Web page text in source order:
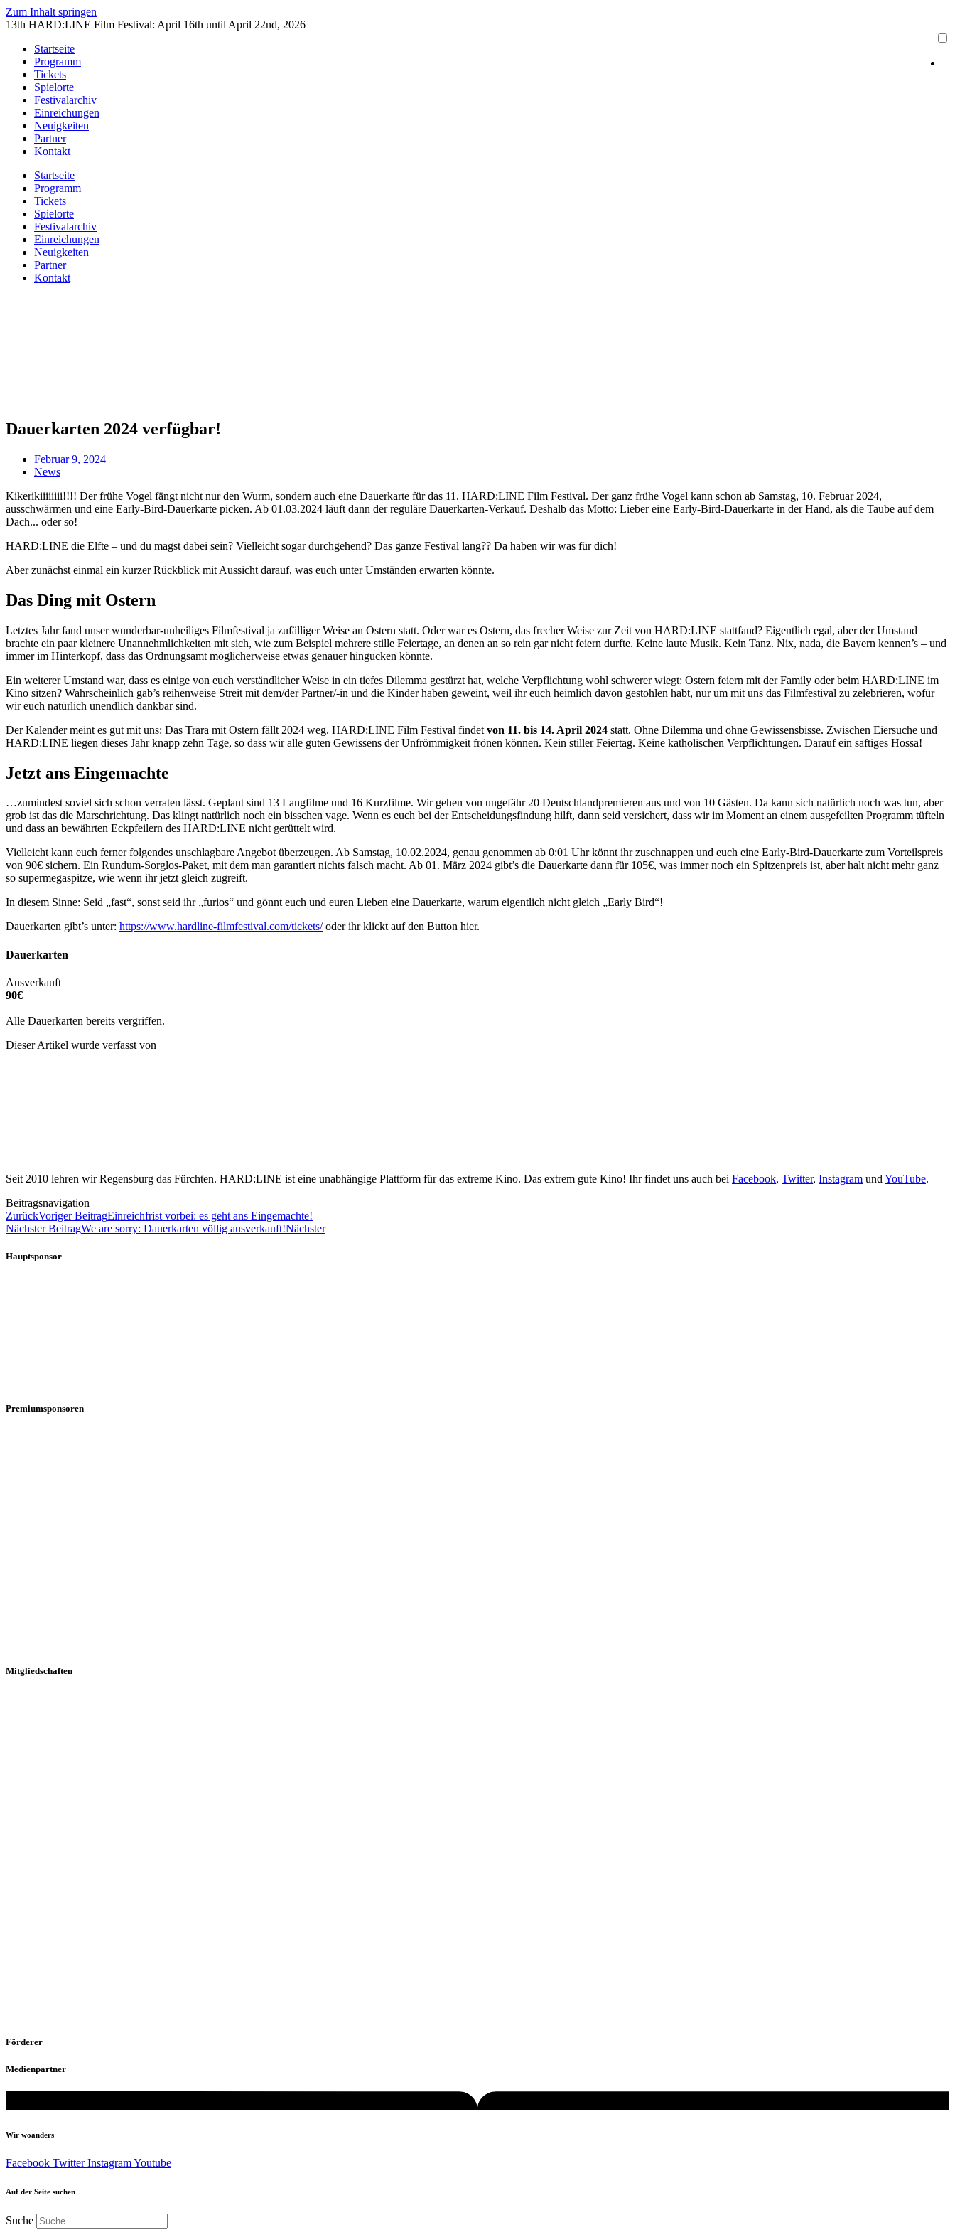
Zum Inhalt springen
13th HARD:LINE Film Festival: April 16th until April 22nd, 2026
Startseite
Programm
Tickets
Spielorte
Festivalarchiv
Einreichungen
Neuigkeiten
Partner
Kontakt
Startseite
Programm
Tickets
Spielorte
Festivalarchiv
Einreichungen
Neuigkeiten
Partner
Kontakt
Dauerkarten 2024 verfügbar!
Februar 9, 2024
News
Kikerikiiiiiiii!!!! Der frühe Vogel fängt nicht nur den Wurm, sondern auch eine Dauerkarte für das 11. HARD:LINE Film Festival. Der ganz frühe Vogel kann schon ab Samstag, 10. Februar 2024,
ausschwärmen und eine Early-Bird-Dauerkarte picken. Ab 01.03.2024 läuft dann der reguläre Dauerkarten-Verkauf. Deshalb das Motto: Lieber eine Early-Bird-Dauerkarte in der Hand, als die Taube auf dem
Dach... oder so!
HARD:LINE die Elfte – und du magst dabei sein? Vielleicht sogar durchgehend? Das ganze Festival lang?? Da haben wir was für dich!
Aber zunächst einmal ein kurzer Rückblick mit Aussicht darauf, was euch unter Umständen erwarten könnte.
Das Ding mit Ostern
Letztes Jahr fand unser wunderbar-unheiliges Filmfestival ja zufälliger Weise an Ostern statt. Oder war es Ostern, das frecher Weise zur Zeit von HARD:LINE stattfand? Eigentlich egal, aber der Umstand
brachte ein paar kleinere Unannehmlichkeiten mit sich, wie zum Beispiel mehrere stille Feiertage, an denen an so rein gar nicht feiern durfte. Keine laute Musik. Kein Tanz. Nix, nada, die Bayern kennen’s – und
immer im Hinterkopf, dass das Ordnungsamt möglicherweise etwas genauer hingucken könnte.
Ein weiterer Umstand war, dass es einige von euch verständlicher Weise in ein tiefes Dilemma gestürzt hat, welche Verpflichtung wohl schwerer wiegt: Ostern feiern mit der Family oder beim HARD:LINE im
Kino sitzen? Wahrscheinlich gab’s reihenweise Streit mit dem/der Partner/-in und die Kinder haben geweint, weil ihr euch heimlich davon gestohlen habt, nur um mit uns das Filmfestival zu zelebrieren, wofür
wir euch natürlich unendlich dankbar sind.
Der Kalender meint es gut mit uns: Das Trara mit Ostern fällt 2024 weg. HARD:LINE Film Festival findet von 11. bis 14. April 2024 statt. Ohne Dilemma und ohne Gewissensbisse. Zwischen Eiersuche und
HARD:LINE liegen dieses Jahr knapp zehn Tage, so dass wir alle guten Gewissens der Unfrömmigkeit frönen können. Kein stiller Feiertag. Keine katholischen Verpflichtungen. Darauf ein saftiges Hossa!
Jetzt ans Eingemachte
…zumindest soviel sich schon verraten lässt. Geplant sind 13 Langfilme und 16 Kurzfilme. Wir gehen von ungefähr 20 Deutschlandpremieren aus und von 10 Gästen. Da kann sich natürlich noch was tun, aber
grob ist das die Marschrichtung. Das klingt natürlich noch ein bisschen vage. Wenn es euch bei der Entscheidungsfindung hilft, dann seid versichert, dass wir im Moment an einem ausgefeilten Programm tüfteln
und dass an bewährten Eckpfeilern des HARD:LINE nicht gerüttelt wird.
Vielleicht kann euch ferner folgendes unschlagbare Angebot überzeugen. Ab Samstag, 10.02.2024, genau genommen ab 0:01 Uhr könnt ihr zuschnappen und euch eine Early-Bird-Dauerkarte zum Vorteilspreis
von 90€ sichern. Ein Rundum-Sorglos-Paket, mit dem man garantiert nichts falsch macht. Ab 01. März 2024 gibt’s die Dauerkarte dann für 105€, was immer noch ein Spitzenpreis ist, aber halt nicht mehr ganz
so supermegaspitze, wie wenn ihr jetzt gleich zugreift.
In diesem Sinne: Seid „fast“, sonst seid ihr „furios“ und gönnt euch und euren Lieben eine Dauerkarte, warum eigentlich nicht gleich „Early Bird“!
Dauerkarten gibt’s unter: https://www.hardline-filmfestival.com/tickets/oder ihr klickt auf den Button hier.
Dauerkarten
Ausverkauft
90€
Alle Dauerkarten bereits vergriffen.
Dieser Artikel wurde verfasst von
Seit 2010 lehren wir Regensburg das Fürchten. HARD:LINE ist eine unabhängige Plattform für das extreme Kino. Das extrem gute Kino! Ihr findet uns auch bei Facebook, Twitter, Instagram und YouTube.
Beitragsnavigation
ZurückVoriger BeitragEinreichfrist vorbei: es geht ans Eingemachte!
Nächster BeitragWe are sorry: Dauerkarten völlig ausverkauft!Nächster
Hauptsponsor
Premiumsponsoren
Mitgliedschaften
Förderer
Medienpartner
Wir woanders
Facebook Twitter InstagramYoutube
Auf der Seite suchen
Suche